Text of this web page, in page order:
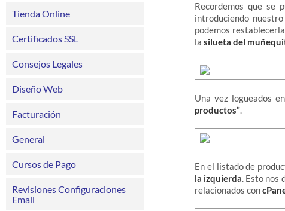
Tienda Online
Certificados SSL
Consejos Legales
Diseño Web
Facturación
General
Cursos de Pago
Revisiones Configuraciones
Email
Recordemos que se
introduciendo nuestro
podemos
la silueta del
Una vez logueados
productos”.
En el listado de
la izquierda. Esto nos
relacionados con